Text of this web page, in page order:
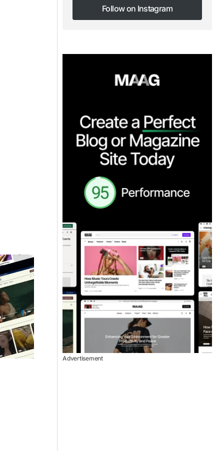
Follow on Instagram
Follow on Instagram
Advertisement